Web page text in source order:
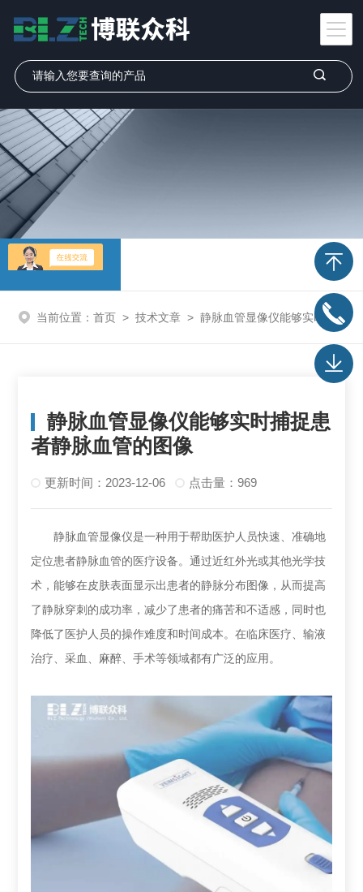
技术文章
当前位置： 首页 > 技术文章 > 静脉血管显像仪能够实时捕捉患者静脉血管的图像
静脉血管显像仪能够实时捕捉患
者静脉血管的图像
更新时间：2023-12-06 点击量：969
静脉血管显像仪是一种用于帮助医护人员快速、准确地
定位患者静脉血管的医疗设备。通过近红外光或其他光学技
术，能够在皮肤表面显示出患者的静脉分布图像，从而提高
了静脉穿刺的成功率，减少了患者的痛苦和不适感，同时也
降低了医护人员的操作难度和时间成本。在临床医疗、输液
治疗、采血、麻醉、手术等领域都有广泛的应用。